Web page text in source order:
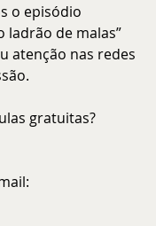
o episódio
ladrão de malas”
atenção nas redes
gratuitas?